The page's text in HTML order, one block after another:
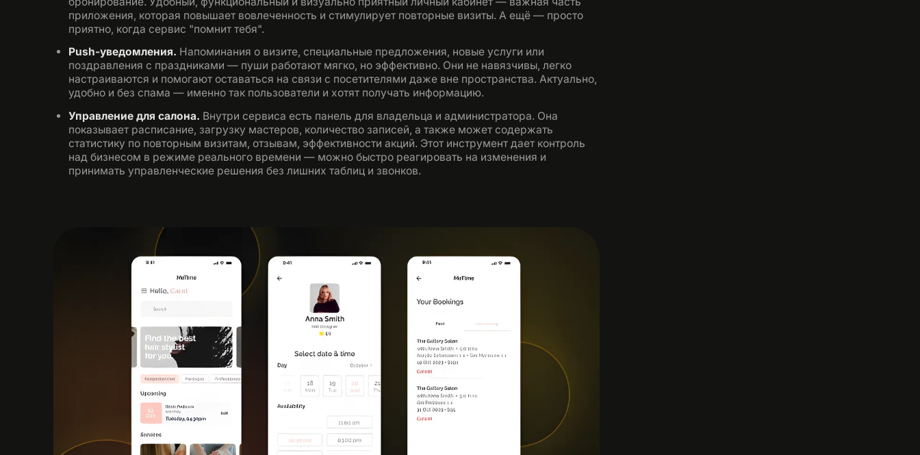
приложения, которая повышает вовлеченность и стимулирует повторные визиты. А ещё — просто
приятно, когда сервис "помнит тебя".
Push-уведомления. Напоминания о визите, специальные предложения, новые услуги или
поздравления с праздниками — пуши работают мягко, но эффективно. Они не навязчивы, легко
настраиваются и помогают оставаться на связи с посетителями даже вне пространства. Актуально,
удобно и без спама — именно так пользователи и хотят получать информацию.
Управление для салона. Внутри сервиса есть панель для владельца и администратора. Она
показывает расписание, загрузку мастеров, количество записей, а также может содержать
статистику по повторным визитам, отзывам, эффективности акций. Этот инструмент дает контроль
над бизнесом в режиме реального времени — можно быстро реагировать на изменения и
принимать управленческие решения без лишних таблиц и звонков.